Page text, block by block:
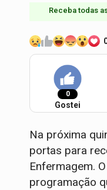
Receba todas
0
Gostei
Na próxima
portas para
Enfermagem.
programação